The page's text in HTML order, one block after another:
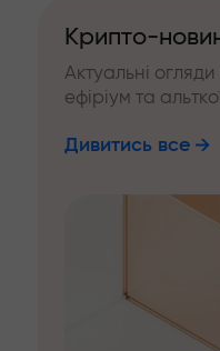
Крипто-
Актуальні
ефіріум та
Дивитись все